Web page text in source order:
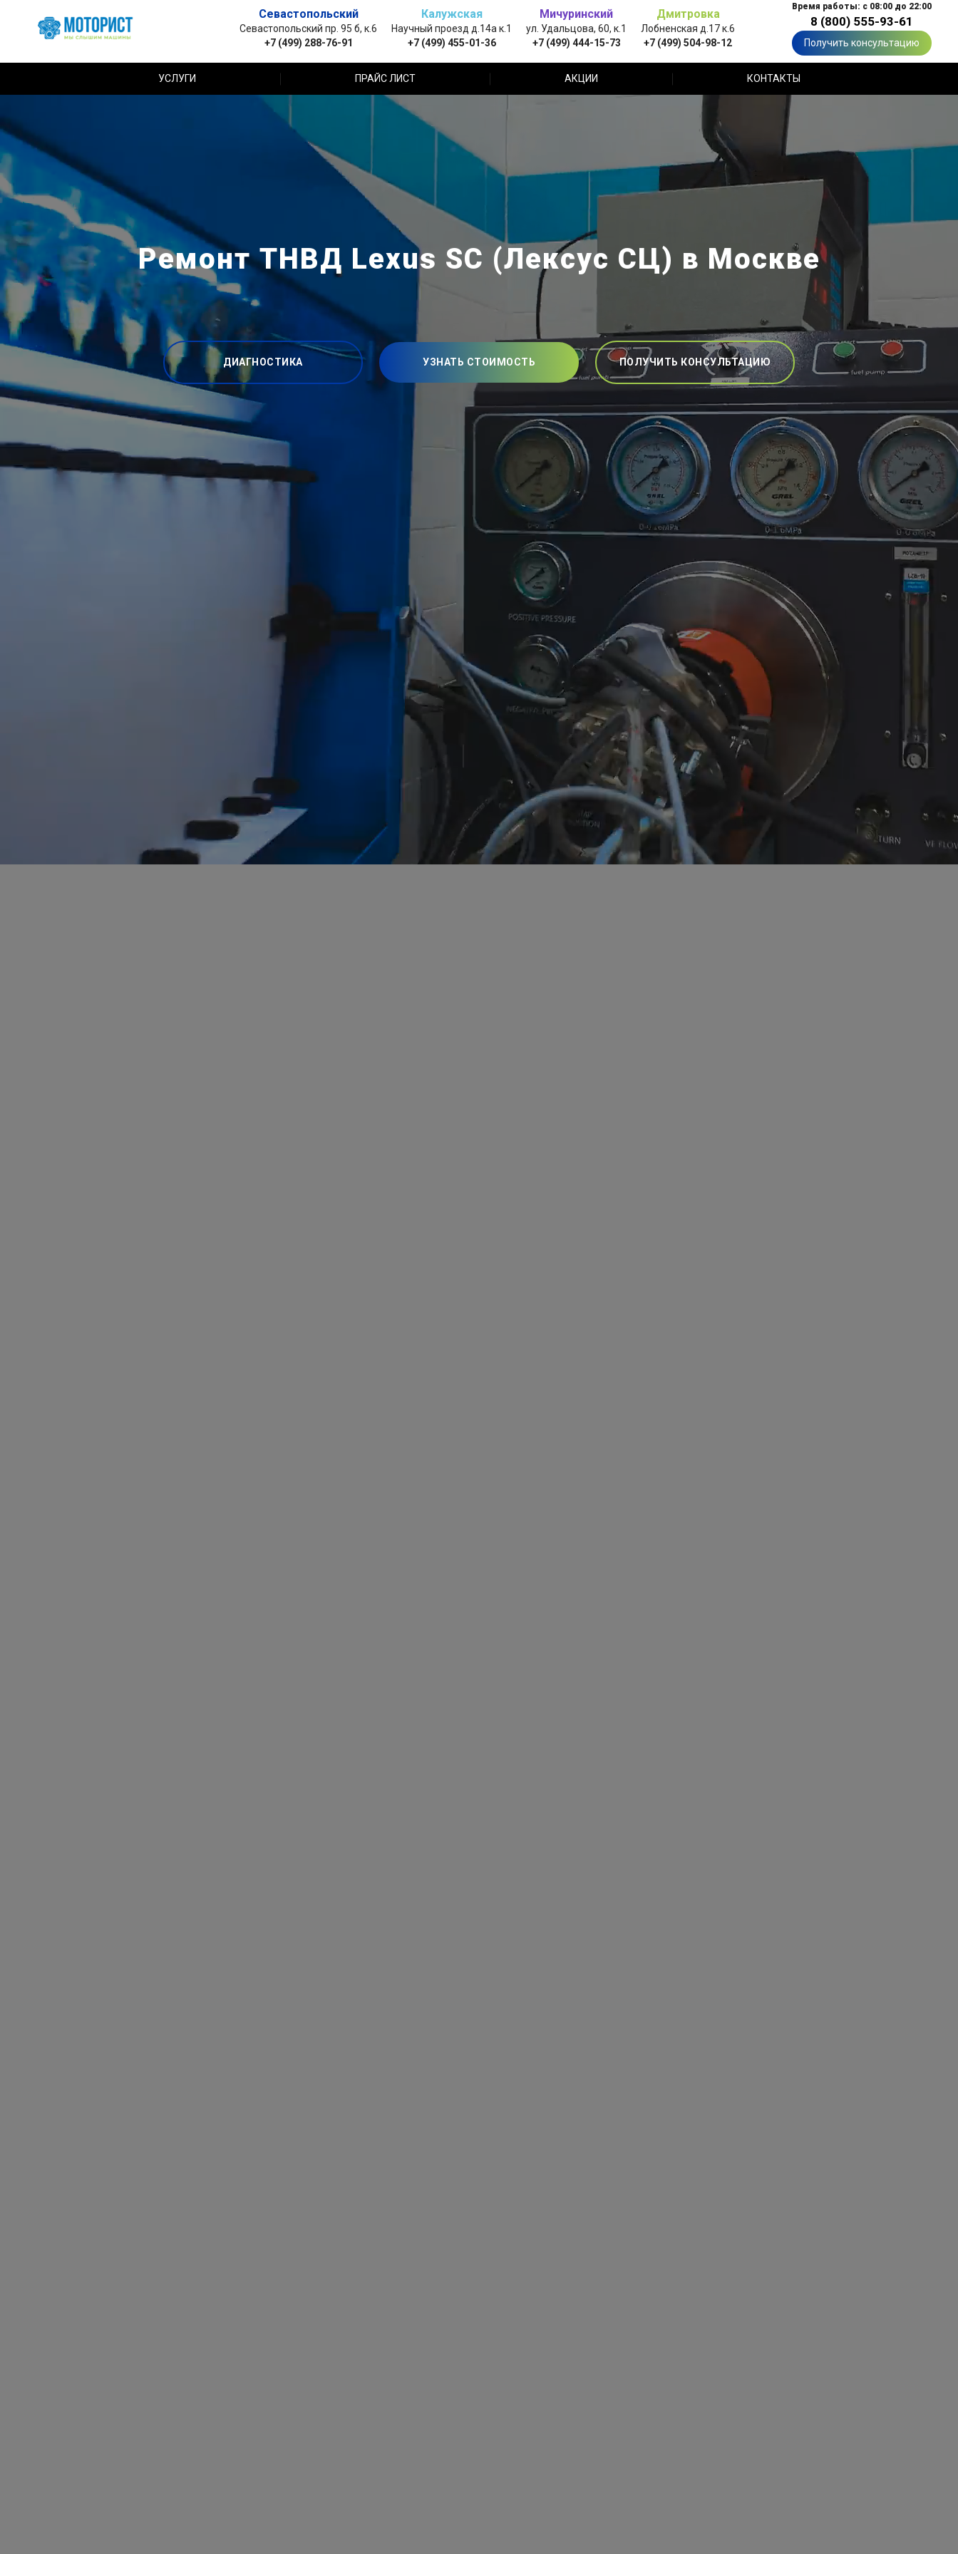
Севастопольский
Севастопольский пр. 95 б, к.6
+7 (499) 288-76-91
Калужская
Научный проезд д.14а к.1
+7 (499) 455-01-36
Мичуринский
ул. Удальцова, 60, к.1
+7 (499) 444-15-73
Дмитровка
Лобненская д.17 к.6
+7 (499) 504-98-12
Время работы: с 08:00 до 22:00
8 (800) 555-93-61
Получить консультацию
УСЛУГИ ПРАЙС ЛИСТ АКЦИИ КОНТАКТЫ
Ремонт ТНВД Lexus SC (Лексус СЦ) в Москве
ДИАГНОСТИКА УЗНАТЬ СТОИМОСТЬ ПОЛУЧИТЬ КОНСУЛЬТАЦИЮ